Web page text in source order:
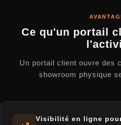
Ce qu'un portail
Un portail client ouvre des
showroom physique
Visibilité en ligne